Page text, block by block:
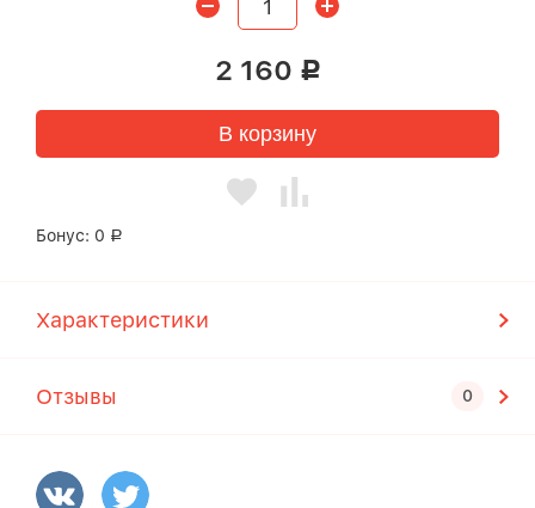
2 160 Р
В корзину
Бонус: 0 Р
Характеристики
Отзывы